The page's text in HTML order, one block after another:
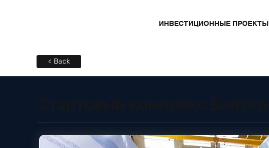
ИНВЕСТИЦИОННЫЕ ПРОЕКТЫ
< Back